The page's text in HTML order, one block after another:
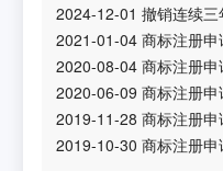
2024-12-01 撤销连续
2021-01-04 商标注册申
2020-08-04 商标注册申
2020-06-09 商标注册申
2019-11-28 商标注册申
2019-10-30 商标注册申